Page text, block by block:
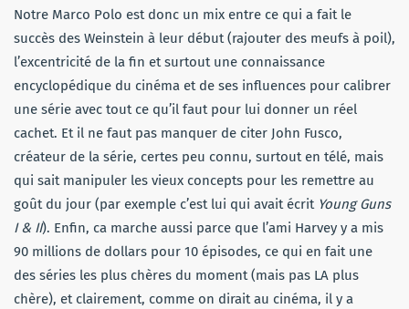
Notre Marco Polo est donc un mix entre ce qui a fait le
succès des Weinstein à leur début (rajouter des meufs à poil),
l’excentricité de la fin et surtout une connaissance
encyclopédique du cinéma et de ses influences pour calibrer
une série avec tout ce qu’il faut pour lui donner un réel
cachet. Et il ne faut pas manquer de citer John Fusco,
créateur de la série, certes peu connu, surtout en télé, mais
qui sait manipuler les vieux concepts pour les remettre au
goût du jour (par exemple c’est lui qui avait écrit Young Guns
I & II). Enfin, ca marche aussi parce que l’ami Harvey y a mis
90 millions de dollars pour 10 épisodes, ce qui en fait une
des séries les plus chères du moment (mais pas LA plus
chère), et clairement, comme on dirait au cinéma, il y a